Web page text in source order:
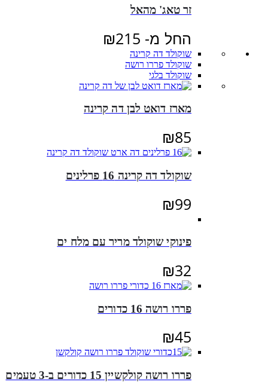
זר טאג' מהאל
החל מ- ₪215
שוקולד דה קרינה
שוקולד פררו רושה
שוקולד בלגי
מארז דואט לבן דה קרינה
₪85
שוקולד דה קרינה 16 פרלינים
₪99
פינוקי שוקולד מריר עם מלח ים
₪32
פררו רושה 16 כדורים
₪45
פררו רושה קולקשיין 15 כדורים ב-3 טעמים